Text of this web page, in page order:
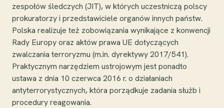
zespołów śledczych (JIT), w których uczestniczą polscy
prokuratorzy i przedstawiciele organów innych państw.
Polska realizuje też zobowiązania wynikające z konwencji
Rady Europy oraz aktów prawa UE dotyczących
zwalczania terroryzmu (m.in. dyrektywy 2017/541).
Praktycznym narzędziem ustrojowym jest ponadto
ustawa z dnia 10 czerwca 2016 r. o działaniach
antyterrorystycznych, która porządkuje zadania służb i
procedury reagowania.